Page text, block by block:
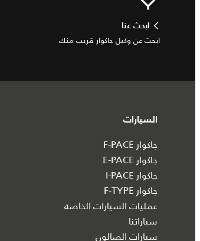
ابحث عنا
ابحث عن وكيل جاكوار قريب منك
السيارات
جاكوار F-PACE
جاكوار E-PACE
جاكوار I‑PACE
جاكوار F-TYPE
عمليات السيارات الخاصة
سياراتنا
سيارات الصالون